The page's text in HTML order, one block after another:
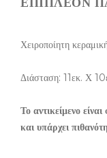
Χειροποίητη
Διάσταση: 11εκ. Χ
Το αντικείμενο
και υπάρχει